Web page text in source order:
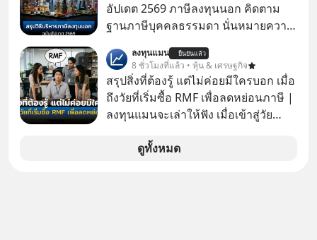
อัปเดต 2569 ภาษีลงทุนนอก คิดตาม
ฐานภาษีบุคคลธรรมดา นั่นหมายความ
ลงทุนแมน ยืนยันแล้ว
8 ชั่วโมงที่แล้ว • หุ้น & เศรษฐกิจ
สรุปสิ่งที่ต้องรู้ แต่ไม่ค่อยมีใครบอก เมื่อ
ถึงวัยที่เริ่มซื้อ RMF เพื่อลดหย่อนภาษี |
ลงทุนแมนจะเล่าให้ฟัง เมื่อเข้าสู่วัย
ดูทั้งหมด